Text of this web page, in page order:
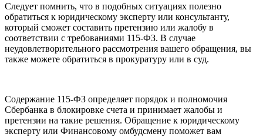
Следует помнить, что в подобных ситуациях полезно
обратиться к юридическому эксперту или консультанту,
который сможет составить претензию или жалобу в
соответствии с требованиями 115-ФЗ. В случае
неудовлетворительного рассмотрения вашего обращения, вы
также можете обратиться в прокуратуру или в суд.
Содержание 115-ФЗ определяет порядок и полномочия
Сбербанка в блокировке счета и принимает жалобы и
претензии на такие решения. Обращение к юридическому
эксперту или Финансовому омбудсмену поможет вам